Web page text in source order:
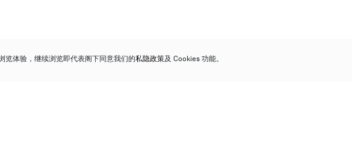
览体验，继续浏览即代表阁下同意我们的私隐政策及 Cookies 功能。